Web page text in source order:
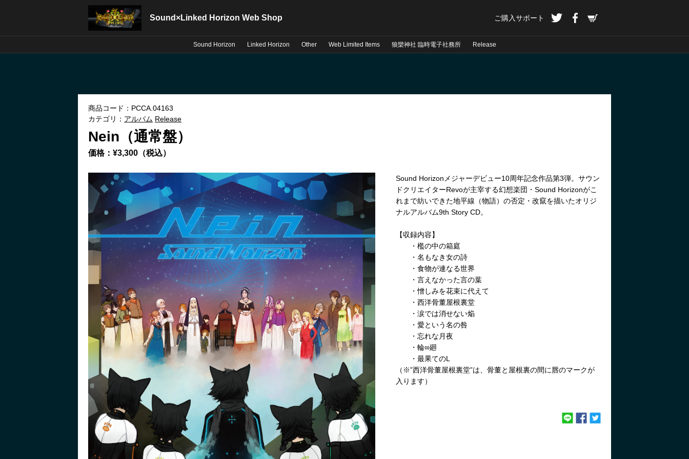
Sound×Linked Horizon Web Shop ご購入サポート
Sound Horizon Linked Horizon Other Web Limited Items 狼欒神社 臨時電子社務所 Release
商品コード：PCCA.04163
カテゴリ： アルバム Release
Nein（通常盤）
価格：¥3,300（税込）
Sound Horizonメジャーデビュー10周年記念作品第3弾。サウン
ドクリエイターRevoが主宰する幻想楽団・Sound Horizonがこ
れまで紡いできた地平線（物語）の否定・改竄を描いたオリジ
ナルアルバム9th Story CD。
【収録内容】
・檻の中の箱庭
・名もなき女の詩
・食物が連なる世界
・言えなかった言の葉
・憎しみを花束に代えて
・西洋骨董屋根裏堂
・涙では消せない焔
・愛という名の咎
・忘れな月夜
・輪∞廻
・最果てのL
（※”西洋骨董屋根裏堂”は、骨董と屋根裏の間に唇のマークが
入ります）